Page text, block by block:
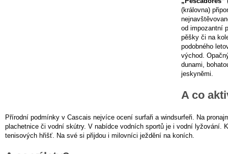
(královna)
od impozantní
pěšky či na
podobného
východ.
dunami,
jeskyněmi.
A co
Přírodní podmínky v Cascais nejvíce ocení surfaři a windsurfeři. Na
plachetnice či vodní skútry. V nabídce vodních sportů je i vodní lyžování.
tenisových hřišť. Na své si přijdou i milovníci ježdění na koních.